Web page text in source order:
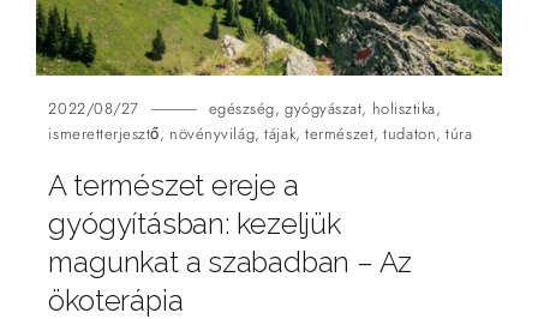
2022/08/27 egészség,gyógyászat, holisztika,
ismeretterjesztő, növényvilág,tájak,természet,tudaton,túra
A természet ereje a
gyógyításban: kezeljük
magunkat a szabadban – Az
ökoterápia